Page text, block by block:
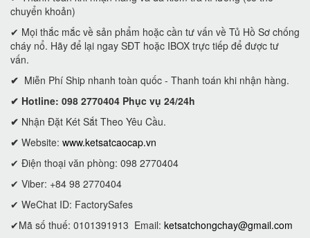
chuyển khoản)
✔ Mọi thắc mắc về sản phẩm hoặc cần tư vấn về Tủ Hồ Sơ chống
cháy nổ. Hãy để lại ngay SĐT hoặc IBOX trực tiếp để được tư
vấn.
✔ Miễn Phí Ship nhanh toàn quốc - Thanh toán khi nhận hàng.
✔ Hotline: 098 2770404 Phục vụ 24/24h
✔ Nhận Đặt Két Sắt Theo Yêu Cầu.
✔ Website: www.ketsatcaocap.vn
✔ Điện thoại văn phòng: 098 2770404
✔ Viber: +84 98 2770404
✔ WeChat ID: FactorySafes
✔Mã số thuế: 0101391913 Email: ketsatchongchay@gmail.com